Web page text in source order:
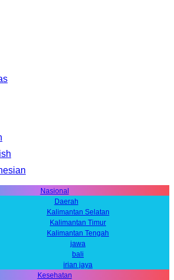
Nasional
Daerah
Kalimantan Selatan
Kalimantan Timur
Kalimantan Tengah
jawa
bali
irian jaya
Kesehatan